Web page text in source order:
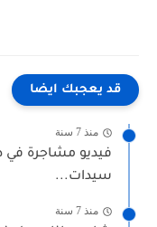
قد يعجبك ايضا
منذ 7 سنة
فيديو مشاجرة في
سيدات...
منذ 7 سنة